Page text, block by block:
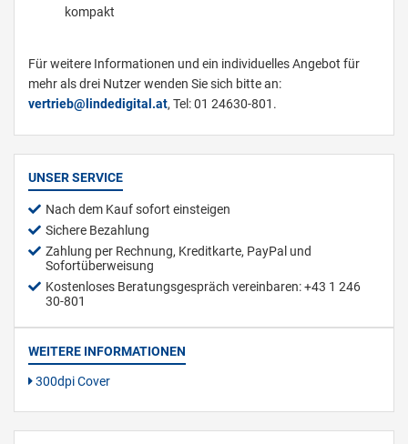
kompakt
Für weitere Informationen und ein individuelles Angebot für
mehr als drei Nutzer wenden Sie sich bitte an:
vertrieb@lindedigital.at, Tel: 01 24630-801.
UNSER SERVICE
Nach dem Kauf sofort einsteigen
Sichere Bezahlung
Zahlung per Rechnung, Kreditkarte, PayPal und
Sofortüberweisung
Kostenloses Beratungsgespräch vereinbaren: +43 1 246
30-801
WEITERE INFORMATIONEN
300dpi Cover